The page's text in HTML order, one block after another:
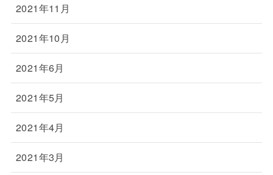
2021年11月
2021年10月
2021年6月
2021年5月
2021年4月
2021年3月